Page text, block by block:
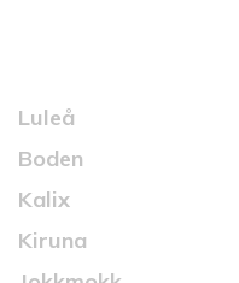
Luleå
Boden
Kalix
Kiruna